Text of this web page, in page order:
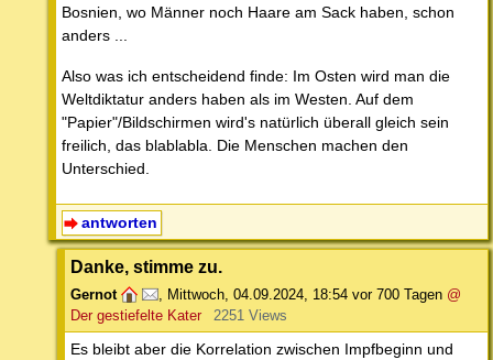
Bosnien, wo Männer noch Haare am Sack haben, schon
anders ...
Also was ich entscheidend finde: Im Osten wird man die
Weltdiktatur anders haben als im Westen. Auf dem
"Papier"/Bildschirmen wird's natürlich überall gleich sein
freilich, das blablabla. Die Menschen machen den
Unterschied.
antworten
Danke, stimme zu.
Gernot , Mittwoch, 04.09.2024, 18:54 vor 700 Tagen @
Der gestiefelte Kater
2251 Views
Es bleibt aber die Korrelation zwischen Impfbeginn und